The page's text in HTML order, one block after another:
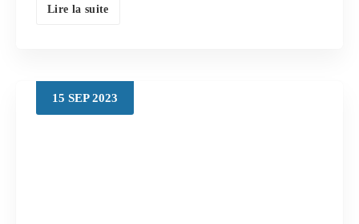
Lire la suite
15 SEP2023